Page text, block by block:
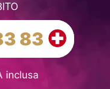
83
inclusa